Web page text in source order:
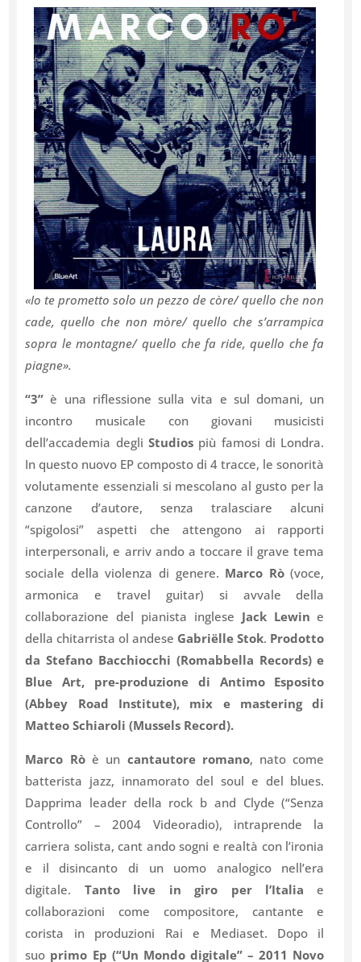
«Io te prometto solo un pezzo de còre/ quello che non
cade, quello che non mòre/ quello che s’arrampica
sopra le montagne/ quello che fa ride, quello che fa
piagne».
“3” è una riflessione sulla vita e sul domani, un
incontro musicale con giovani musicisti
dell’accademia degli Studiospiù famosi di Londra.
In questo nuovo EP composto di 4 tracce, le sonorità
volutamente essenziali si mescolano al gusto per la
canzone d’autore, senza tralasciare alcuni
“spigolosi” aspetti che attengono ai rapporti
interpersonali, e arriv ando a toccare il grave tema
sociale della violenza di genere. Marco Rò(voce,
armonica e travel guitar) si avvale della
collaborazione del pianista inglese Jack Lewin e
della chitarrista ol andese Gabriëlle Stok. Prodotto
da Stefano Bacchiocchi (Romabbella Records) e
Blue Art, pre-produzione di Antimo Esposito
(Abbey Road Institute), mix e mastering di
Matteo Schiaroli (Mussels Record).
Marco Ròè un cantautore romano, nato come
batterista jazz, innamorato del soul e del blues.
Dapprima leader della rock b and Clyde (“Senza
Controllo” – 2004 Videoradio), intraprende la
carriera solista, cant ando sogni e realtà con l’ironia
e il disincanto di un uomo analogico nell’era
digitale. Tanto live in giro per l’Italia e
collaborazioni come compositore, cantante e
corista in produzioni Rai e Mediaset. Dopo il
suo primo Ep (“Un Mondo digitale” – 2011 Novo